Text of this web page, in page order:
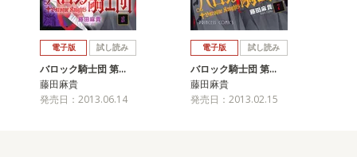
電子版 試し読み
バロック騎士団 第…
藤田麻貴
発売日：2013.06.14
電子版 試し読み
バロック騎士団 第…
藤田麻貴
発売日：2013.02.15